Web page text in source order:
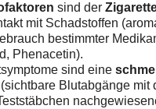
sind der
mit Schadstoffen
bestimmter
Phenacetin).
sind eine
(sichtbare Blutabgänge mit